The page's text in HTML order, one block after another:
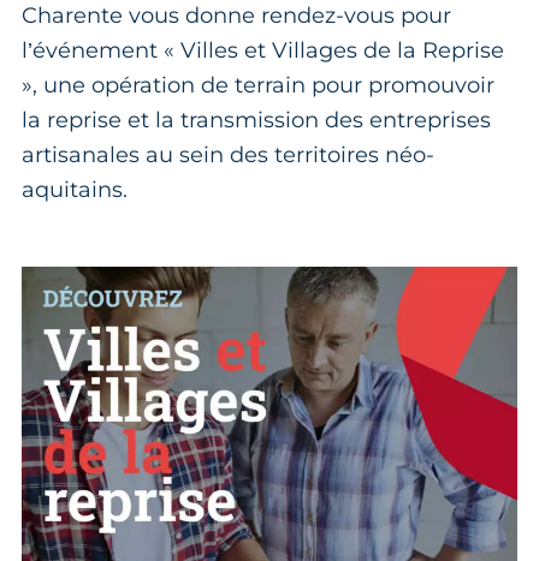
Charente vous donne rendez-vous pour
l’événement « Villes et Villages de la Reprise
», une opération de terrain pour promouvoir
la reprise et la transmission des entreprises
artisanales au sein des territoires néo-
aquitains.